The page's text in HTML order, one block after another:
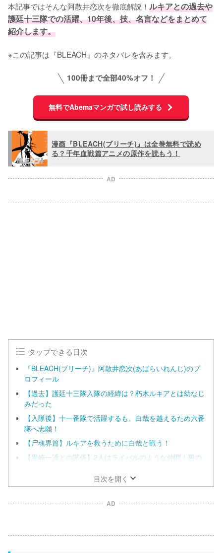
本記事ではそんな阿散井恋次を徹底解説！ ルキアとの過去や
護廷十三隊での活躍、10年後、技、名言などをまとめて
紹介します。
※この記事は『BLEACH』のネタバレを含みます。
100冊まで全部40%オフ！
無料でAbemaマンガで試し読みする
漫画『BLEACH(ブリーチ)』は全巻無料で読め
る？千年血戦篇アニメの原作を読もう！
AD
タップできる目次
『BLEACH(ブリーチ)』阿散井恋次(あばらいれんじ)のプ
ロフィール
【過去】護廷十三隊入隊の経緯は？朽木ルキアとは幼なじ
みだった
【入隊後】十一番隊で活躍するも、白哉を越えるため六番
隊へ志願！
【尸魂界篇】ルキアを救うために白哉と戦う！
【黒崎一護との関係】2人はライバルのような仲間！男の
目次を開く
AD